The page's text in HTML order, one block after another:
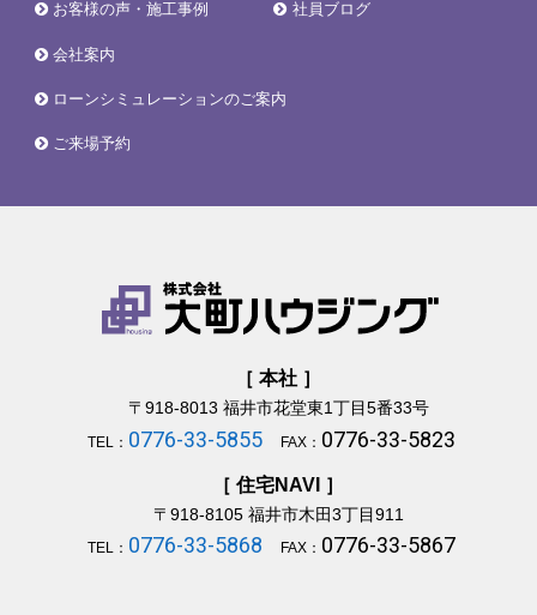
お客様の声・施工事例 社員ブログ
会社案内
ローンシミュレーションのご案内
ご来場予約
［ 本社 ］
〒918-8013 福井市花堂東1丁目5番33号
TEL： 0776-33-5855 FAX： 0776-33-5823
［ 住宅NAVI ］
〒918-8105福井市木田3丁目911
TEL： 0776-33-5868 FAX： 0776-33-5867